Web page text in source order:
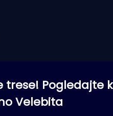
trese!
Velebita